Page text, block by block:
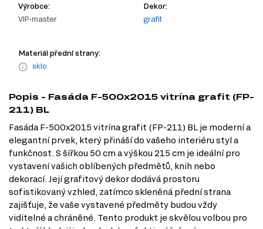
Výrobce:
VIP-master
Dekor:
grafit
Materiál přední strany:
sklo
Popis - Fasáda F-500x2015 vitrína grafit (FP-
211) BL
Fasáda F-500x2015 vitrína grafit (FP-211) BL je moderní a
elegantní prvek, který přináší do vašeho interiéru styl a
funkčnost. S šířkou 50 cm a výškou 215 cm je ideální pro
vystavení vašich oblíbených předmětů, knih nebo
dekorací. Její grafitový dekor dodává prostoru
sofistikovaný vzhled, zatímco skleněná přední strana
zajišťuje, že vaše vystavené předměty budou vždy
viditelné a chráněné. Tento produkt je skvělou volbou pro